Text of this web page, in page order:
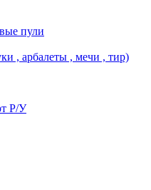
пули
, арбалеты , мечи , тир)
Р/У